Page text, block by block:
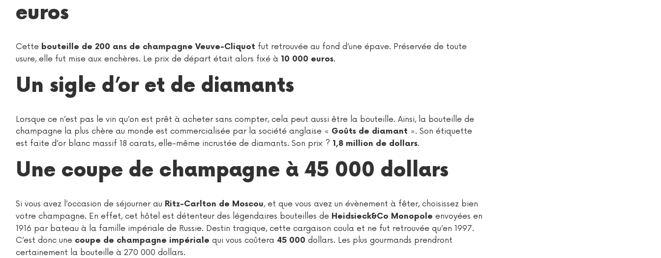
euros
Cette bouteille de 200 ans de champagne Veuve-Cliquot fut retrouvée au fond d’une épave. Préservée de toute
usure, elle fut mise aux enchères. Le prix de départ était alors fixé à 10 000 euros.
Un sigle d’or et de diamants
Lorsque ce n’est pas le vin qu’on est prêt à acheter sans compter, cela peut aussi être la bouteille. Ainsi, la bouteille de
champagne la plus chère au monde est commercialisée par la société anglaise « Goûts de diamant ». Son étiquette
est faite d’or blanc massif 18 carats, elle-même incrustée de diamants. Son prix ? 1,8 million de dollars.
Une coupe de champagne à 45 000 dollars
Si vous avez l’occasion de séjourner au Ritz-Carlton de Moscou, et que vous avez un évènement à fêter, choisissez bien
votre champagne. En effet, cet hôtel est détenteur des légendaires bouteilles de Heidsieck&Co Monopole envoyées en
1916 par bateau à la famille impériale de Russie. Destin tragique, cette cargaison coula et ne fut retrouvée qu’en 1997.
C’est donc une coupe de champagne impériale qui vous coûtera 45 000 dollars. Les plus gourmands prendront
certainement la bouteille à 270 000 dollars.